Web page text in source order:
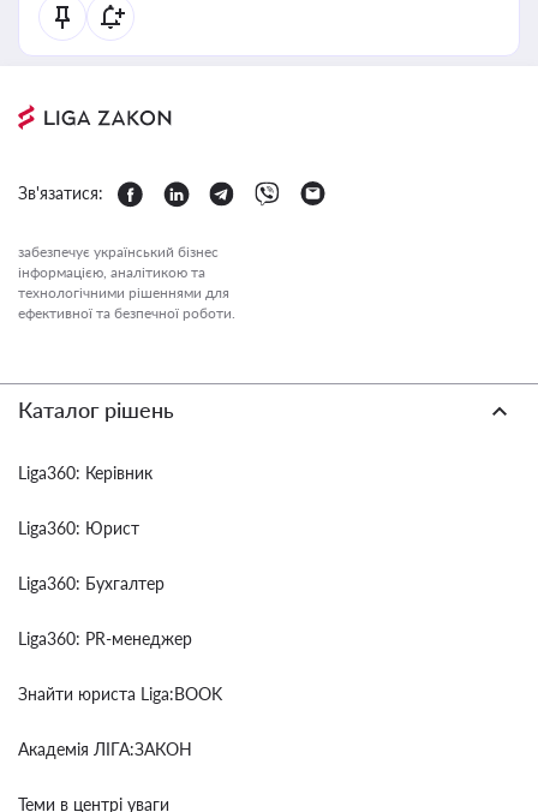
Зв'язатися:
забезпечує український бізнес
інформацією, аналітикою та
технологічними рішеннями для
ефективної та безпечної роботи.
Каталог рішень
Liga360: Керівник
Liga360: Юрист
Liga360: Бухгалтер
Liga360: PR-менеджер
Знайти юриста Liga:BOOK
Академія ЛІГА:ЗАКОН
Теми в центрі уваги